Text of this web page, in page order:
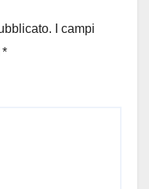
I campi
*